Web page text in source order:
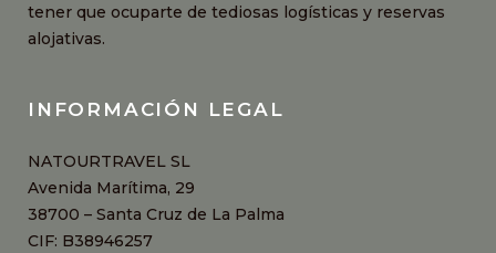
tener que ocuparte de tediosas logísticas y reservas
alojativas.
INFORMACIÓN LEGAL
NATOURTRAVEL SL
Avenida Marítima, 29
38700 – Santa Cruz de La Palma
CIF: B38946257